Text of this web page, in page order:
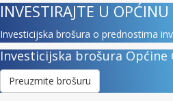
INVESTIRAJTE U
Investicijska brošura o prednostima
Investicijska brošura Općine
Preuzmite brošuru